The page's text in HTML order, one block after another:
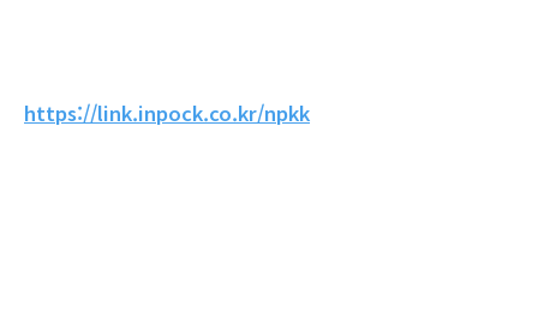
https://link.inpock.co.kr/npkk